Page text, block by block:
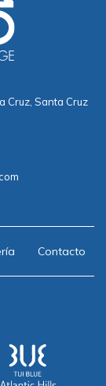
Cruz, Santa Cruz
Contacto